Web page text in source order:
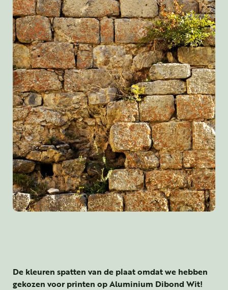
De kleuren spatten van de plaat omdat we hebben
gekozen voor printen op Aluminium Dibond Wit!